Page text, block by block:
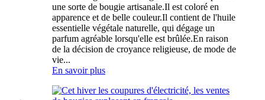
une sorte de bougie artisanale.Il est coloré en
apparence et de belle couleur.Il contient de l'huile
essentielle végétale naturelle, qui dégage un
parfum agréable lorsqu'elle est brûlée.En raison
de la décision de croyance religieuse, de mode de
vie...
En savoir plus